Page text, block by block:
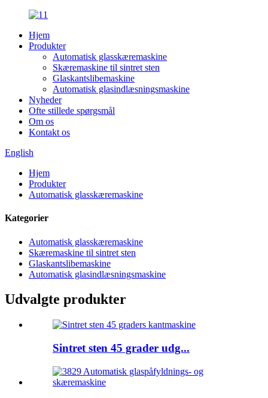
Hjem
Produkter
Automatisk glasskæremaskine
Skæremaskine til sintret sten
Glaskantslibemaskine
Automatisk glasindlæsningsmaskine
Nyheder
Ofte stillede spørgsmål
Om os
Kontakt os
English
Hjem
Produkter
Automatisk glasskæremaskine
Kategorier
Automatisk glasskæremaskine
Skæremaskine til sintret sten
Glaskantslibemaskine
Automatisk glasindlæsningsmaskine
Udvalgte produkter
Sintret sten 45 grader udg...